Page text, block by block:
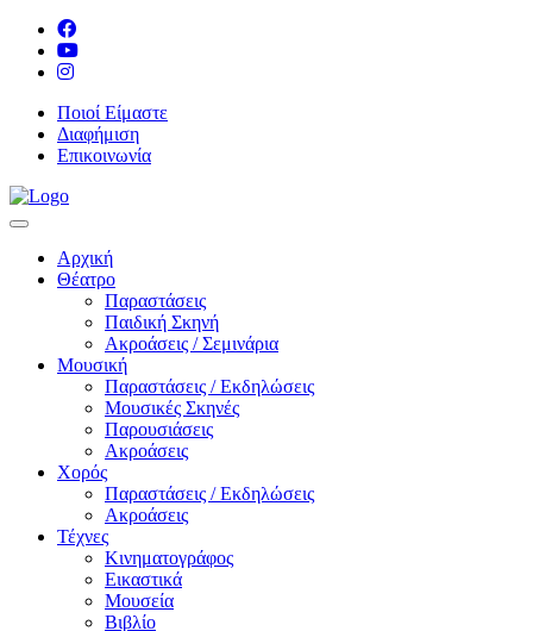
Ποιοί Είμαστε
Διαφήμιση
Επικοινωνία
Αρχική
Θέατρο
Παραστάσεις
Παιδική Σκηνή
Ακροάσεις / Σεμινάρια
Μουσική
Παραστάσεις / Εκδηλώσεις
Μουσικές Σκηνές
Παρουσιάσεις
Ακροάσεις
Χορός
Παραστάσεις / Εκδηλώσεις
Ακροάσεις
Τέχνες
Κινηματογράφος
Εικαστικά
Μουσεία
Βιβλίο